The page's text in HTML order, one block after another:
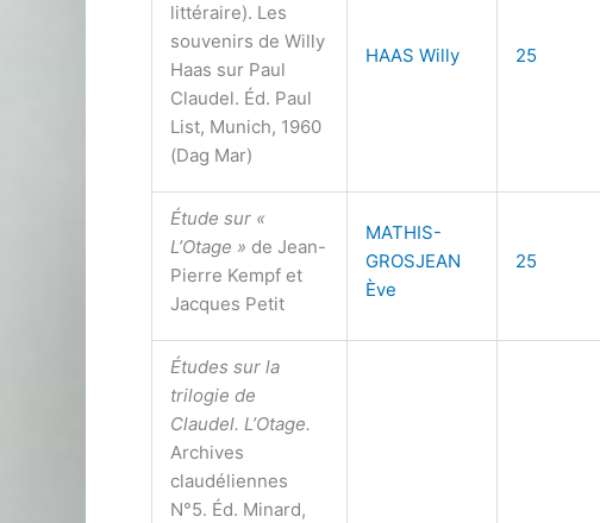
littéraire). Les
souvenirs de Willy
Haas sur Paul
Claudel. Éd. Paul
List, Munich, 1960
(Dag Mar)
HAAS Willy 25
Étude sur «
L’Otage » de Jean-
Pierre Kempf et
Jacques Petit
MATHIS-
GROSJEAN
Ève
25
Études sur la
trilogie de
Claudel. L’Otage.
Archives
claudéliennes
N°5. Éd. Minard,